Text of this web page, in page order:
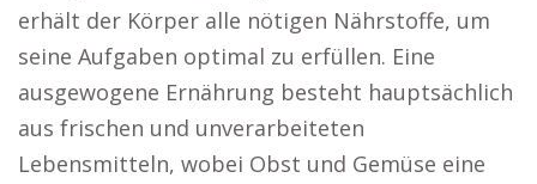
erhält der Körper alle nötigen Nährstoffe, um
seine Aufgaben optimal zu erfüllen. Eine
ausgewogene Ernährung besteht hauptsächlich
aus frischen und unverarbeiteten
Lebensmitteln, wobei Obst und Gemüse eine